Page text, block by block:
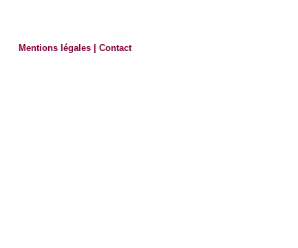
Mentions légales |Contact